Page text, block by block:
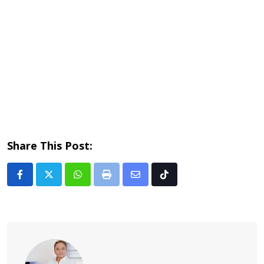
Share This Post:
Whatsapp
Print
Share Tiktok